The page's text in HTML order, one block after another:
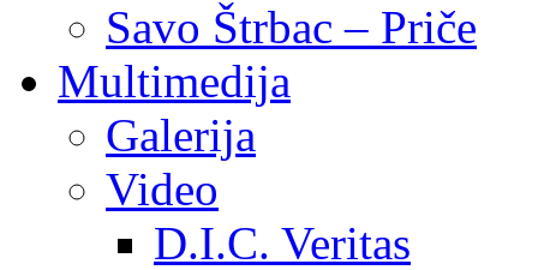
Savo Štrbac – Priče
Multimedija
Galerija
Video
D.I.C. Veritas